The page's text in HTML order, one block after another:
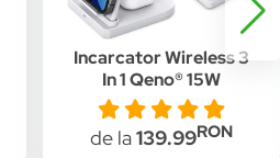
Incarcator Wireless 3
In 1 Qeno® 15W
Incarcare Rapida,
IWatch, Airpods si
Iphone Android
de la139.99RON